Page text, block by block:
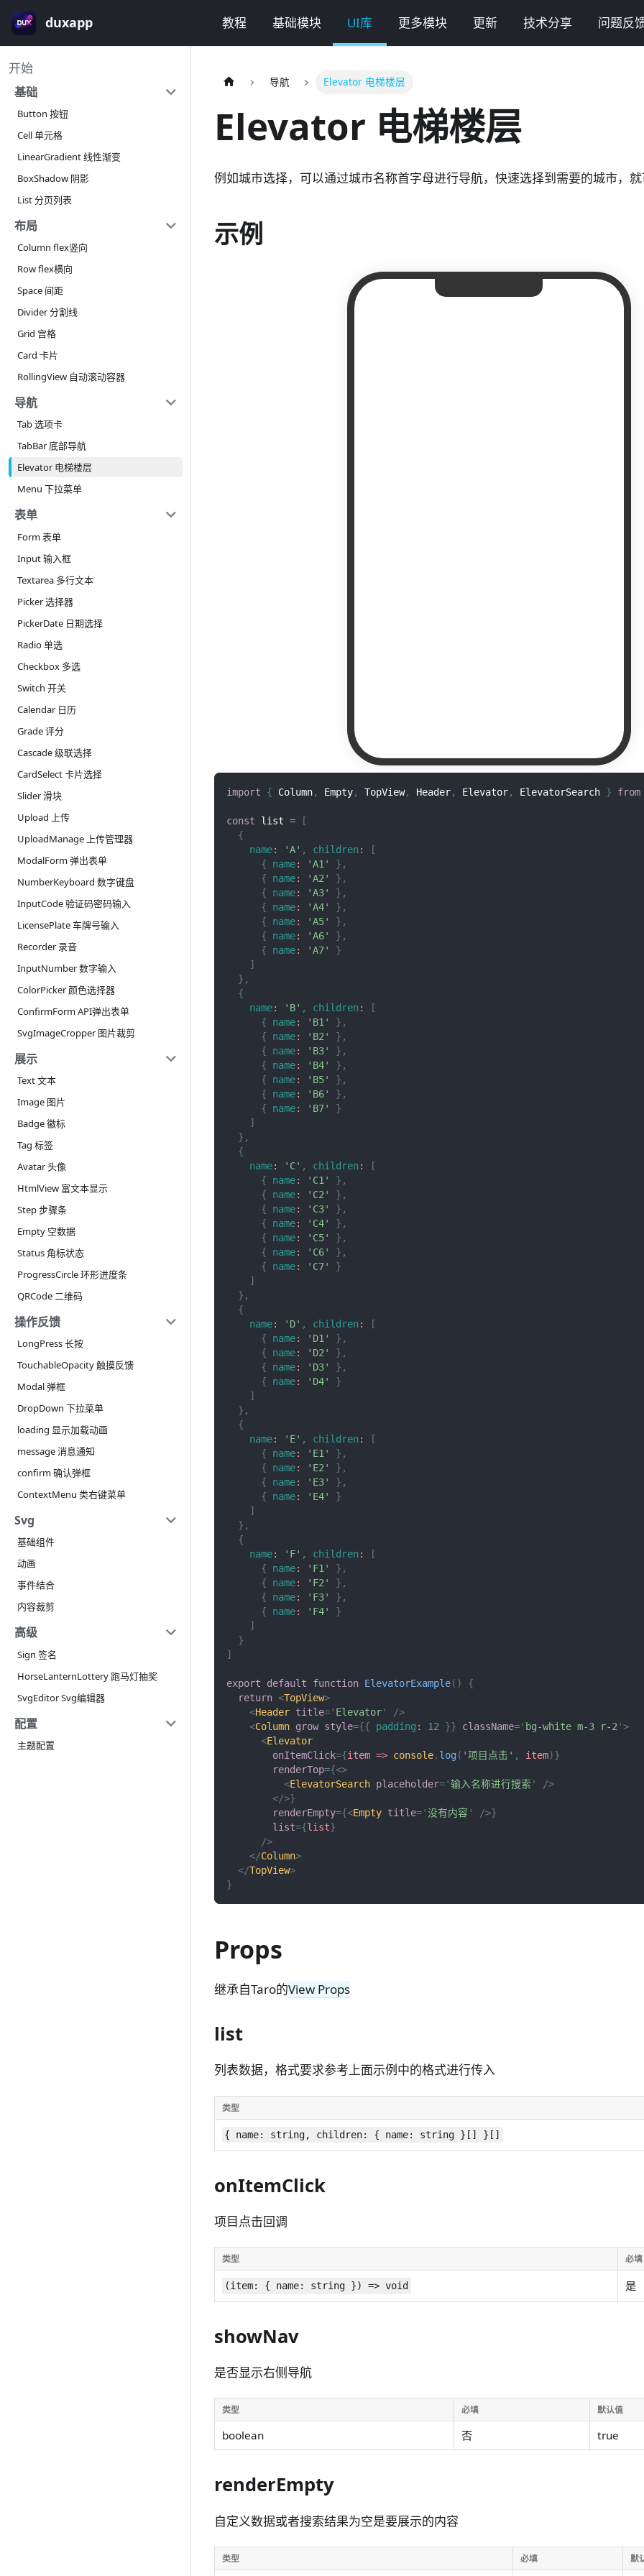
duxapp 教程 基础模块 UI库 更多模块 更新 技术分享 问题反
开始
基础
Button 按钮
Cell 单元格
LinearGradient 线性渐变
BoxShadow 阴影
List 分页列表
布局
Column flex竖向
Row flex横向
Space 间距
Divider 分割线
Grid 宫格
Card 卡片
RollingView 自动滚动容器
导航
Tab 选项卡
TabBar 底部导航
Elevator 电梯楼层
Menu 下拉菜单
表单
Form 表单
Input 输入框
Textarea 多行文本
Picker 选择器
PickerDate 日期选择
Radio 单选
Checkbox 多选
Switch 开关
Calendar 日历
Grade 评分
Cascade 级联选择
CardSelect 卡片选择
Slider 滑块
Upload 上传
UploadManage 上传管理器
ModalForm 弹出表单
NumberKeyboard 数字键盘
InputCode 验证码密码输入
LicensePlate 车牌号输入
Recorder 录音
InputNumber 数字输入
ColorPicker 颜色选择器
ConfirmForm API弹出表单
SvgImageCropper 图片裁剪
展示
Text 文本
Image 图片
Badge 徽标
Tag 标签
Avatar 头像
HtmlView 富文本显示
Step 步骤条
Empty 空数据
Status 角标状态
ProgressCircle 环形进度条
QRCode 二维码
操作反馈
LongPress 长按
TouchableOpacity 触摸反馈
Modal 弹框
DropDown 下拉菜单
loading 显示加载动画
message 消息通知
confirm 确认弹框
ContextMenu 类右键菜单
Svg
基础组件
动画
事件结合
内容裁剪
高级
Sign 签名
HorseLanternLottery 跑马灯抽奖
SvgEditor Svg编辑器
配置
主题配置
导航 Elevator 电梯楼层
Elevator 电梯楼层
例如城市选择，可以通过城市名称首字母进行导航，快速选择到需要的城市，
示例
import { Column, Empty, TopView, Header, Elevator, ElevatorSearch } from
const list =
[
{
name: 'A' , children :
[
{
name: 'A1' } ,
{
name: 'A2' } ,
{
name: 'A3' } ,
{
name: 'A4' } ,
{
name: 'A5' } ,
{
name: 'A6' } ,
{
name: 'A7'
}
]
} ,
{
name: 'B' , children :
[
{
name: 'B1' } ,
{
name: 'B2' } ,
{
name: 'B3' } ,
{
name: 'B4' } ,
{
name: 'B5' } ,
{
name: 'B6' } ,
{
name: 'B7'
}
]
} ,
{
name: 'C' , children :
[
{
name: 'C1' } ,
{
name: 'C2' } ,
{
name: 'C3' } ,
{
name: 'C4' } ,
{
name: 'C5' } ,
{
name: 'C6' } ,
{
name: 'C7'
}
]
} ,
{
name: 'D' , children :
[
{
name: 'D1' } ,
{
name: 'D2' } ,
{
name: 'D3' } ,
{
name: 'D4'
}
]
} ,
{
name: 'E' , children :
[
{
name: 'E1' } ,
{
name: 'E2' } ,
{
name: 'E3' } ,
{
name: 'E4'
}
]
} ,
{
name: 'F' , children :
[
{
name: 'F1' } ,
{
name: 'F2' } ,
{
name: 'F3' } ,
{
name: 'F4'
}
]
}
]
export default function ElevatorExample( )
{
return <TopView>
<Header title=' Elevator'
/>
<Column grow style={{ padding : 12 }} className=' bg-white m-3 r-2 '>
<Elevator
onItemClick={item => console. log( '项目点击' , item)}
renderTop={<>
<ElevatorSearch placeholder='输入名称进行搜索 '
/>
</>}
renderEmpty={<Empty title='没有内容 ' />}
list={list}
/>
</Column>
</TopView>
}
Props
继承自Taro的View Props
list
列表数据，格式要求参考上面示例中的格式进行传入
类型
{ name: string, children: { name: string }[] }[]
onItemClick
项目点击回调
类型 必填
(item: { name: string }) => void 是
showNav
是否显示右侧导航
类型 必填 默认值
boolean 否 true
renderEmpty
自定义数据或者搜索结果为空是要展示的内容
类型 必填 默